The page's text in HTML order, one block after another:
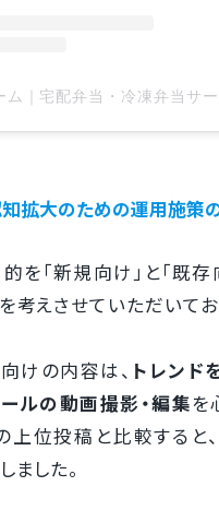
拡大のための運用施策
を「新規向け」と「既存
考えさせていただいてお
けの内容は、 トレンド
ルの動画撮影・編集を
位投稿と比較すると、
しました。